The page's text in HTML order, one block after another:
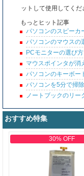
ットして使用してくだ
もっとヒット記事
パソコンのスピーカ
パソコンのマウスの
PCモニターの選び方
マウスポインタが消
パソコンのキーボー
パソコンを5分で掃
ノートブックのリー
おすすめ特集
30% OFF